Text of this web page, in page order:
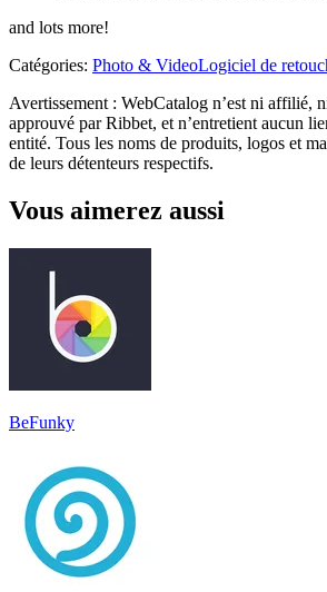
and lots more!
Catégories: Photo & VideoLogiciel de
Avertissement : WebCatalog n’est ni affilié,
approuvé par Ribbet, et n’entretient aucun
entité. Tous les noms de produits, logos et
de leurs détenteurs respectifs.
Vous aimerez aussi
BeFunky